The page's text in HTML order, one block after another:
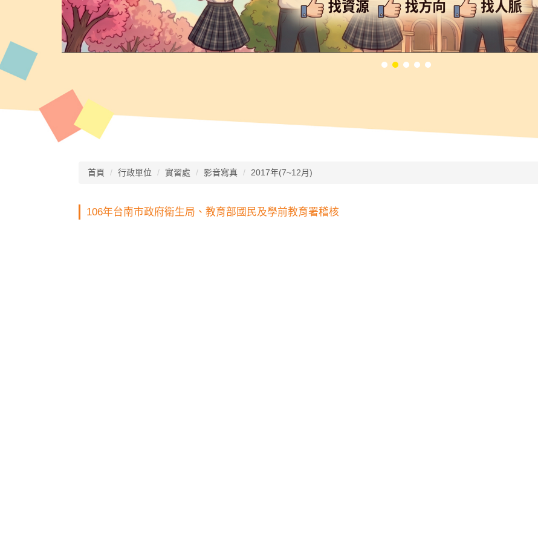
首頁 行政單位 實習處 影音寫真 2017年(7~12月)
106年台南市政府衛生局、教育部國民及學前教育署稽核